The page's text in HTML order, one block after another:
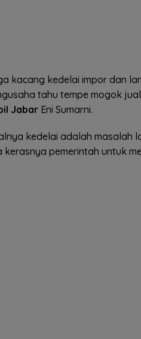
kacang kedelai impor dan
tahu tempe mogok
Jabar Eni Sumarni.
kedelai adalah masalah
pemerintah untuk